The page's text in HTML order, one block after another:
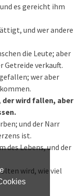
es gereicht ihm
und wer andere
die Leute; aber
Getreide verkauft.
wer aber
der wird fallen, aber
und der Narr
ist.
des Lebens, und der
wird, wie viel